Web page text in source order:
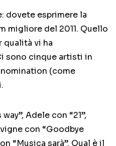
dovete esprimere la
migliore del 2011. Quello
qualità vi ha
sono cinque artisti in
(come
Adele con “21”,
con “Goodbye
“Musica sarà”. Qual è il